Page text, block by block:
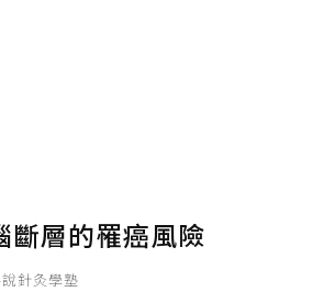
斷層的罹癌風險
針灸學塾